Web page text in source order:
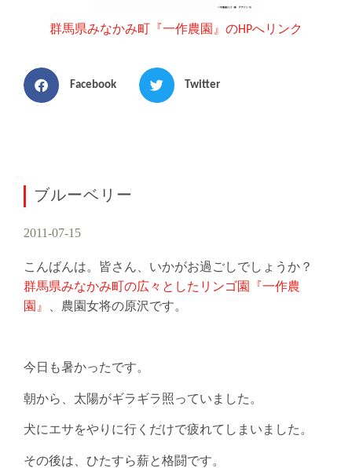
群馬県みなかみ町『一作農園』のHPへリンク
Facebook Twitter
ブルーベリー
2011-07-15
こんばんは。皆さん、いかがお過ごしでしょうか？
群馬県みなかみ町の広々としたリンゴ園『一作農
園』
、農園女将の原沢です。
今日も暑かったです。
朝から、太陽がギラギラ照っていました。
犬にエサをやりに行くだけで疲れてしまいました。
その後は、ひたすら薪と格闘です。